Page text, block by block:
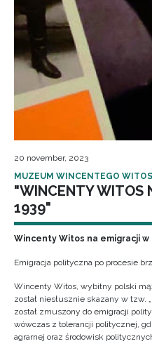
20 november, 2023
MUZEUM WINCENTEGO
"WINCENTY WITOS
1939"
Wincenty Witos na emigracji w
Emigracja polityczna po procesie
Wincenty Witos, wybitny polski
został niesłusznie skazany w tzw.
został zmuszony do emigracji
wówczas z tolerancji politycznej,
agrarnej oraz środowisk